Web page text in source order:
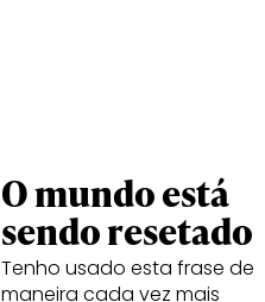
O mundo está
sendo resetado
Tenho usado esta frase de
maneira cada vez mais